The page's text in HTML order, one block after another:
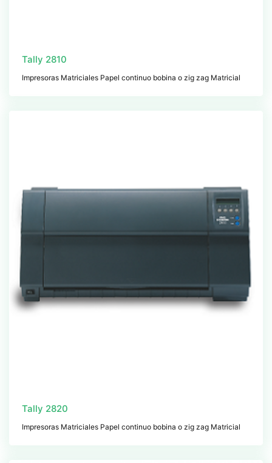
Tally 2810
Impresoras Matriciales Papel continuo bobina o zig zag Matricial
Tally 2820
Impresoras Matriciales Papel continuo bobina o zig zag Matricial